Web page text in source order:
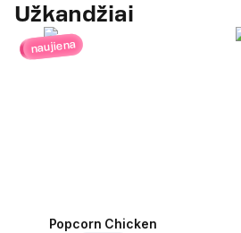
Užkandžiai
naujiena
Popcorn Chicken